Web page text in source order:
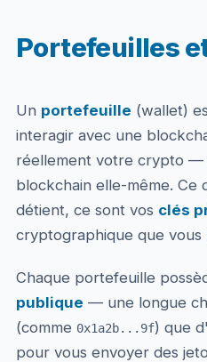
Portefeuilles
Un portefeuille (wallet)
interagir avec une
réellement votre crypto —
blockchain elle-même. Ce
détient, ce sont vos clés
cryptographique que vous
Chaque portefeuille
publique — une longue
(comme 0x1a2b...9f) que
pour vous envoyer des